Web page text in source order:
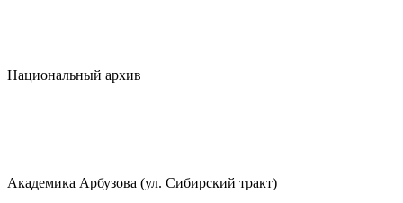
Национальный архив
Академика Арбузова (ул. Сибирский тракт)